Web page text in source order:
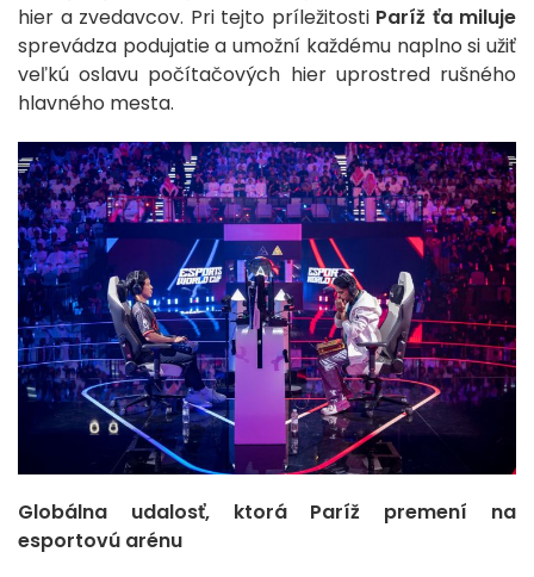
hier a zvedavcov. Pri tejto príležitosti Paríž ťa miluje
sprevádza podujatie a umožní každému naplno si užiť
veľkú oslavu počítačových hier uprostred rušného
hlavného mesta.
Globálna udalosť, ktorá Paríž premení na
esportovú arénu